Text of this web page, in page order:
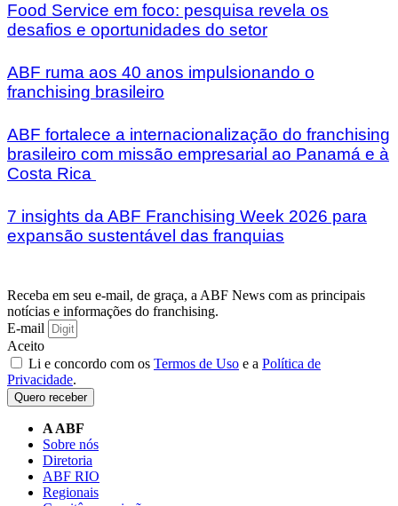
Food Service em foco: pesquisa revela os
desafios e oportunidades do setor
ABF ruma aos 40 anos impulsionando o
franchising brasileiro
ABF fortalece a internacionalização do franchising
brasileiro com missão empresarial ao Panamá e à
Costa Rica
7 insights da ABF Franchising Week 2026 para
expansão sustentável das franquias
Receba em seu e-mail, de graça, a ABF News com as principais
notícias e informações do franchising.
E-mail
Aceito
Li e concordo com os Termos de Uso e a Política de
Privacidade.
Quero receber
A ABF
Sobre nós
Diretoria
ABF RIO
Regionais